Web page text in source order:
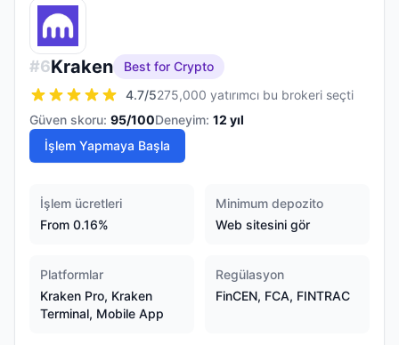
#6Kraken
Best for Crypto
4.7/5275,000 yatırımcı bu brokeri seçti
Güven skoru: 95/100Deneyim: 12 yıl
İşlem Yapmaya Başla
İşlem ücretleri
From 0.16%
Minimum depozito
Web sitesini gör
Platformlar
Kraken Pro, Kraken
Terminal, Mobile App
Regülasyon
FinCEN, FCA, FINTRAC